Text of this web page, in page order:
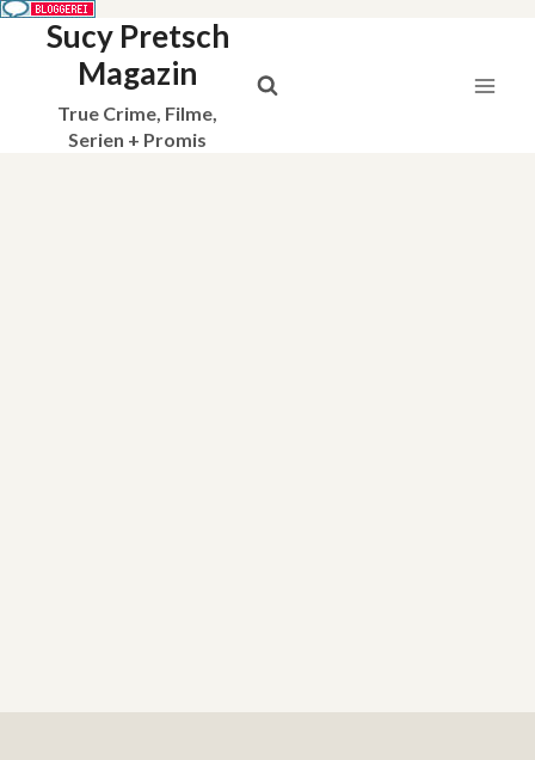
Sucy Pretsch
Magazin
True Crime, Filme,
Serien + Promis